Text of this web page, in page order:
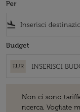
Per
flight_land
Budget
EUR
Non ci sono
ricerca. Vogliate